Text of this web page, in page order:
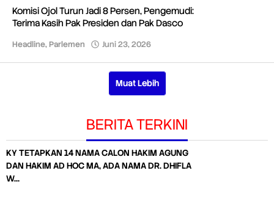
Komisi Ojol Turun Jadi 8 Persen, Pengemudi:
Terima Kasih Pak Presiden dan Pak Dasco
Headline,Parlemen Juni 23, 2026
Muat Lebih
BERITA TERKINI
KY TETAPKAN 14 NAMA CALON HAKIM AGUNG
DAN HAKIM AD HOC MA, ADA NAMA DR. DHIFLA
W…